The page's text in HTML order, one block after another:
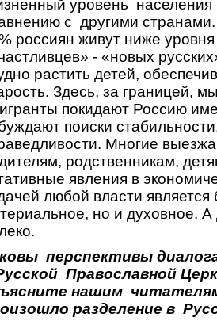
уровень населения
с другими
россиян живут ниже
- «новых
растить детей,
Здесь, за границей,
покидают Россию
поиски
Многие
родственникам,
явления в
любой власти
но и духовное.
перспективы
Православной
нашим
разделение в